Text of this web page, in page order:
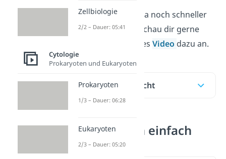
Du willst das Thema noch schneller
verstehen? Dann schau dir gerne
unser anschaulichesVideo dazu an.
Inhaltsübersicht
Prokaryoten einfach
erklärt
Zellbiologie
2/2 – Dauer: 05:41
Cytologie
Prokaryoten und Eukaryoten
Prokaryoten
1/3 – Dauer: 06:28
Eukaryoten
2/3 – Dauer: 05:20